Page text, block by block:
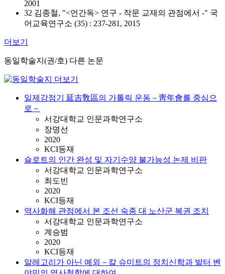
2001
32 김종철, "<언간독> 연구 - 작문 교재의 관점에서 -" 국
어교육연구소 (35) : 237-281, 2015
더보기
동일학술지(권/호) 다른 논문
일제강점기 延吉敎區의 가톨릭 운동－靑年會를 중심으
로－
서강대학교 인문과학연구소
장명선
2020
KCI등재
슬로트의 인간 완성 및 자기수양 불가능성 논제 비판
서강대학교 인문과학연구소
최도빈
2020
KCI등재
역사화해 관점에서 본 조선 숙종 대 노산군 복권 조치
서강대학교 인문과학연구소
계승범
2020
KCI등재
알레고리가 아닌 예외－칼 슈미트의 정치신학과 발터 벤